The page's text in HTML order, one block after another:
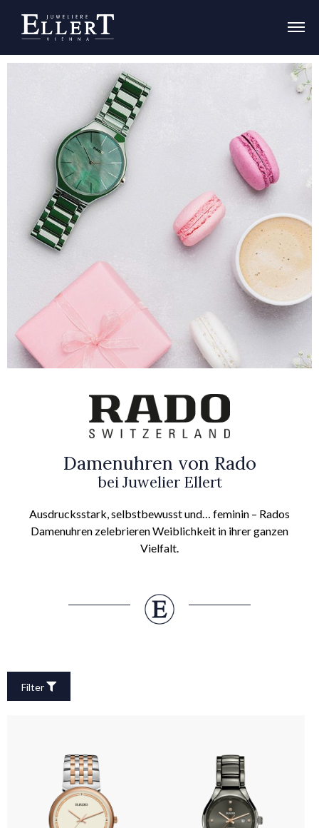
Damenuhren von Rado
bei Juwelier Ellert
Ausdrucksstark, selbstbewusst und… feminin – Rados
Damenuhren zelebrieren Weiblichkeit in ihrer ganzen
Vielfalt.
Filter